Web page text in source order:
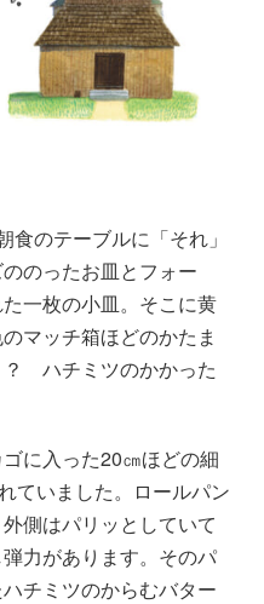
のテーブルに「それ」
のったお皿とフォー
一枚の小皿。そこに黄
マッチ箱ほどのかたま
？ ハチミツのかかった
に入った20㎝ほどの細
ていました。ロールパン
側はパリッとしていて
力があります。そのパ
チミツのからむバター